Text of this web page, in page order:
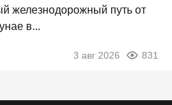
железнодорожный путь от
в...
3 авг 2026 831